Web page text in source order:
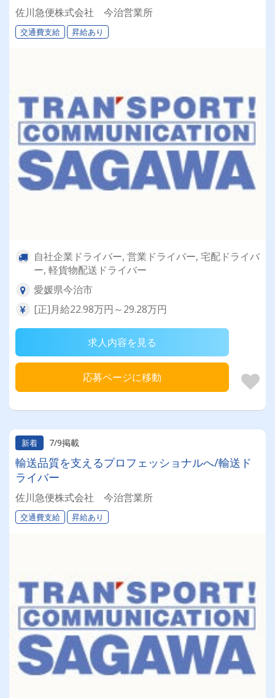
佐川急便株式会社 今治営業所
交通費支給 昇給あり
自社企業ドライバー, 営業ドライバー, 宅配ドライバ
ー, 軽貨物配送ドライバー
愛媛県今治市
[正]月給22.98万円～29.28万円
求人内容を見る
応募ページに移動
新着 7/9掲載
輸送品質を支えるプロフェッショナルへ/輸送ド
ライバー
佐川急便株式会社 今治営業所
交通費支給 昇給あり